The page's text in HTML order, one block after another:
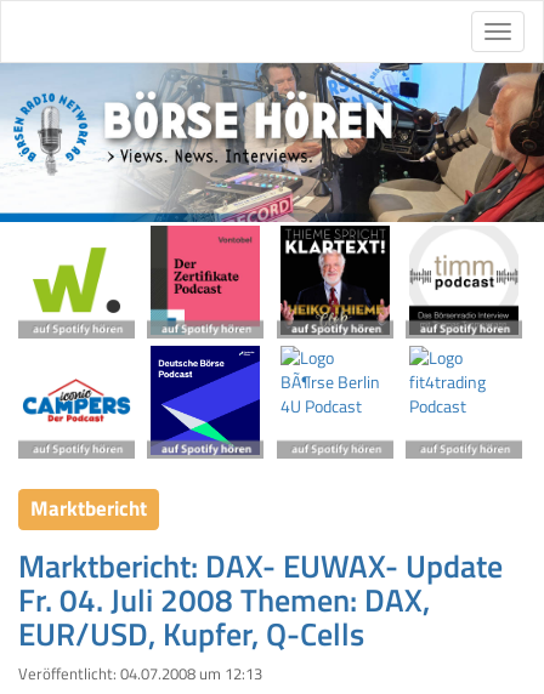
Marktbericht
Marktbericht: DAX- EUWAX- Update
Fr. 04. Juli 2008 Themen: DAX,
EUR/USD, Kupfer, Q-Cells
Veröffentlicht: 04.07.2008 um 12:13